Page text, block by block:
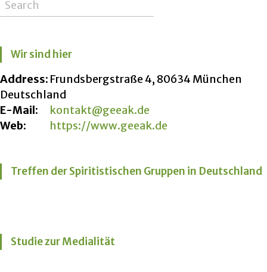
Wir sind hier
Address: Frundsbergstraße 4, 80634 München
Deutschland
E-Mail:
kontakt@geeak.de
Web:
https://www.geeak.de
Treffen der Spiritistischen Gruppen in Deutschland
Studie zur Medialität